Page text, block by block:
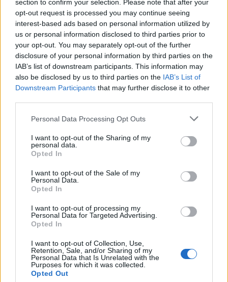
section to confirm your selection. Please note that after your
opt-out request is processed you may continue seeing
interest-based ads based on personal information utilized by
us or personal information disclosed to third parties prior to
your opt-out. You may separately opt-out of the further
disclosure of your personal information by third parties on the
IAB’s list of downstream participants. This information may
also be disclosed by us to third parties on the IAB’s List of
Downstream Participants that may further disclose it to other
Please note that this website/app uses one or more Google
not limited to your visit or usage behaviour. You may click to
grant or deny consent to Google and its third-party tags to
use your data for below specified purposes in below Google
consent section.
Personal Data Processing Opt Outs
I want to opt-out of the Sharing of my
personal data.
Opted In
I want to opt-out of the Sale of my
Personal Data.
Opted In
I want to opt-out of processing my
Personal Data for Targeted Advertising.
Opted In
I want to opt-out of Collection, Use,
Retention, Sale, and/or Sharing of my
Personal Data that Is Unrelated with the
Purposes for which it was collected.
Opted Out
Kecskeméten is szakirányú továbbképzésekkel erősít a
Gál Ferenc Egyetem
A lakosságra is fontos szerep hárul a
szúnyoginvázió elkerülésében
az energiakrízis kezelésére